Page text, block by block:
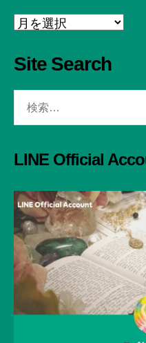
Archive
Site Search
LINE Official